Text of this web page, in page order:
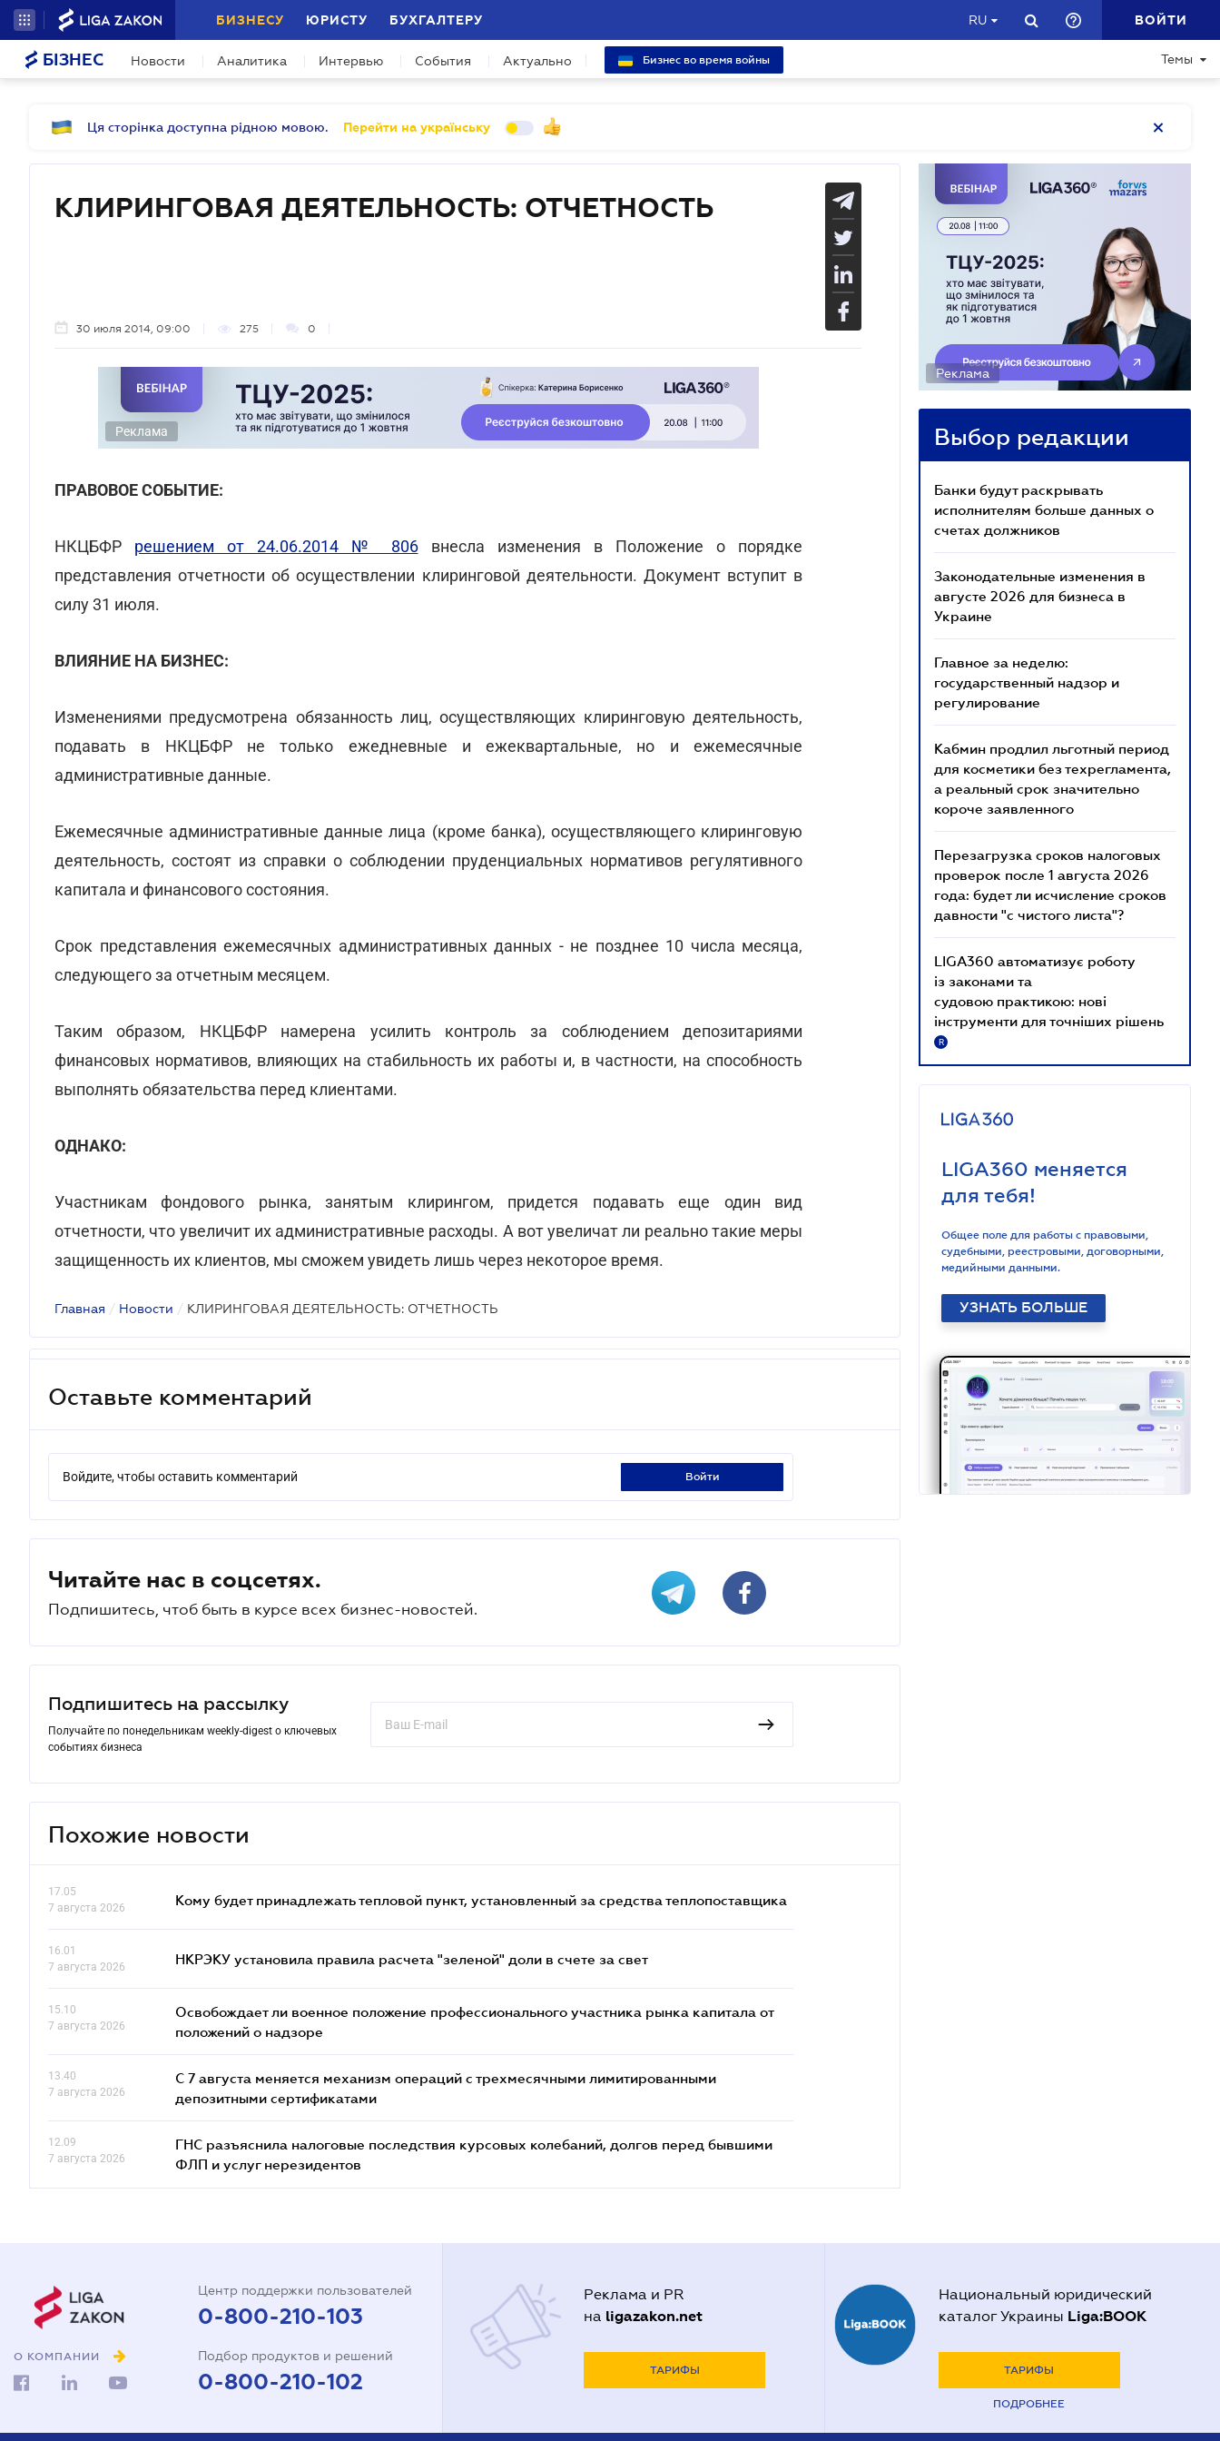
БИЗНЕСУ ЮРИСТУ БУХГАЛТЕРУ RU ВОЙТИ
БІЗНЕС Новости Аналитика Интервью События Актуально Бизнес во время войны Темы
Ця сторінка доступна рідною мовою. Перейти на українську
КЛИРИНГОВАЯ ДЕЯТЕЛЬНОСТЬ: ОТЧЕТНОСТЬ
30 июля 2014, 09:00 275 0
Реклама
ПРАВОВОЕ СОБЫТИЕ:
НКЦБФР решением от 24.06.2014 № 806внесла изменения в Положение о порядке
представления отчетности об осуществлении клиринговой деятельности. Документ вступит в
силу 31 июля.
ВЛИЯНИЕ НА БИЗНЕС:
Изменениями предусмотрена обязанность лиц, осуществляющих клиринговую деятельность,
подавать в НКЦБФР не только ежедневные и ежеквартальные, но и ежемесячные
административные данные.
Ежемесячные административные данные лица (кроме банка), осуществляющего клиринговую
деятельность, состоят из справки о соблюдении пруденциальных нормативов регулятивного
капитала и финансового состояния.
Срок представления ежемесячных административных данных - не позднее 10 числа месяца,
следующего за отчетным месяцем.
Таким образом, НКЦБФР намерена усилить контроль за соблюдением депозитариями
финансовых нормативов, влияющих на стабильность их работы и, в частности, на способность
выполнять обязательства перед клиентами.
ОДНАКО:
Участникам фондового рынка, занятым клирингом, придется подавать еще один вид
отчетности, что увеличит их административные расходы. А вот увеличат ли реально такие меры
защищенность их клиентов, мы сможем увидеть лишь через некоторое время.
Главная / Новости / КЛИРИНГОВАЯ ДЕЯТЕЛЬНОСТЬ: ОТЧЕТНОСТЬ
Оставьте комментарий
Войдите, чтобы оставить комментарий войти
Читайте нас в соцсетях.
Подпишитесь, чтоб быть в курсе всех бизнес-новостей.
Подпишитесь на рассылку
Получайте по понедельникам weekly-digest о ключевых
событиях бизнеса
Похожие новости
17.05
7 августа 2026
Кому будет принадлежать тепловой пункт, установленный за средства теплопоставщика
16.01
7 августа 2026
НКРЭКУ установила правила расчета "зеленой" доли в счете за свет
15.10
7 августа 2026
Освобождает ли военное положение профессионального участника рынка капитала от
положений о надзоре
13.40
7 августа 2026
С 7 августа меняется механизм операций с трехмесячными лимитированными
депозитными сертификатами
12.09
7 августа 2026
ГНС разъяснила налоговые последствия курсовых колебаний, долгов перед бывшими
ФЛП и услуг нерезидентов
Реклама
Выбор редакции
Банки будут раскрывать
исполнителям больше данных о
счетах должников
Законодательные изменения в
августе 2026 для бизнеса в
Украине
Главное за неделю:
государственный надзор и
регулирование
Кабмин продлил льготный период
для косметики без техрегламента,
а реальный срок значительно
короче заявленного
Перезагрузка сроков налоговых
проверок после 1 августа 2026
года: будет ли исчисление сроков
давности "с чистого листа"?
LIGA360 автоматизує роботу
із законами та
судовою практикою: нові
інструменти для точніших рішень
R
LIGA360 меняется
для тебя!
Общее поле для работы с правовыми,
судебными, реестровыми, договорными,
медийными данными.
УЗНАТЬ БОЛЬШЕ
О КОМПАНИИ
Центр поддержки пользователей
0-800-210-103
Подбор продуктов и решений
0-800-210-102
Реклама и PR
на ligazakon.net
ТАРИФЫ
Национальный юридический
каталог Украины Liga:BOOK
ТАРИФЫ
ПОДРОБНЕЕ